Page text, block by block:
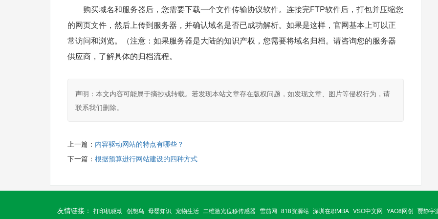
购买域名和服务器后，您需要下载一个文件传输协议软件。连接完FTP软件后，打包并压缩您
的网页文件，然后上传到服务器，并确认域名是否已成功解析。如果是这样，官网基本上可以正
常访问和浏览。（注意：如果服务器是大陆的知识产权，您需要将域名归档。请咨询您的服务器
供应商，了解具体的归档流程。
声明：本文内容可能属于摘抄或转载。若发现本站文章存在版权问题，如发现文章、图片等侵权行为，请
联系我们删除。
上一篇： 内容驱动网站的特点有哪些？
下一篇：根据预算进行网站建设的四种方式
友情链接： 打印机驱动 创想鸟 母婴知识 宠物生活 二维激光位移传感器 雪茄网 818资源站 深圳在职MBA VSO中文网 YAO8网创 贾静宇